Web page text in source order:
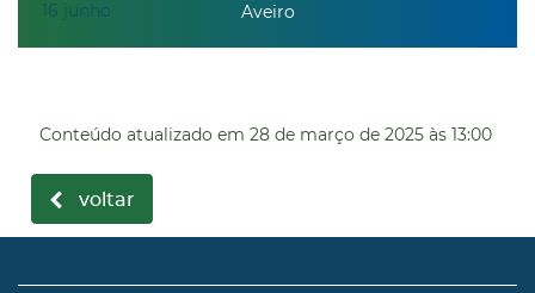
16 junho Aveiro
Conteúdo atualizado em 28 de março de 2025 às 13:00
voltar